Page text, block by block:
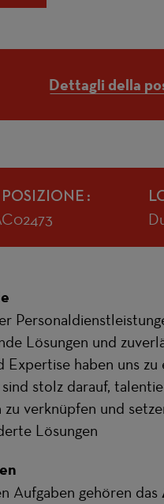
Dettagli della
Lösungen und
Expertise haben uns zu
stolz darauf,
verknüpfen und
Lösungen
Aufgaben gehören das